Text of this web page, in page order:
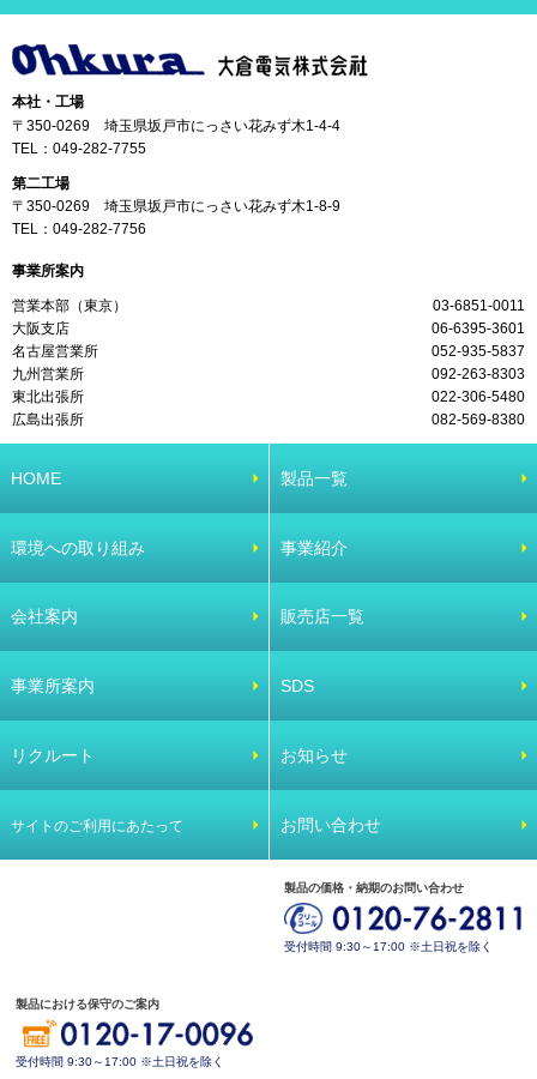
本社・工場
〒350-0269 埼玉県坂戸市にっさい花みず木1-4-4
TEL： 049-282-7755
第二工場
〒350-0269 埼玉県坂戸市にっさい花みず木1-8-9
TEL： 049-282-7756
事業所案内
営業本部（東京）
03-6851-0011
大阪支店
06-6395-3601
名古屋営業所
052-935-5837
九州営業所
092-263-8303
東北出張所
022-306-5480
広島出張所
082-569-8380
HOME 製品一覧
環境への取り組み 事業紹介
会社案内 販売店一覧
事業所案内 SDS
リクルート お知らせ
サイトのご利用にあたって お問い合わせ
製品の価格・納期のお問い合わせ
受付時間 9:30～17:00 ※土日祝を除く
製品における保守のご案内
受付時間 9:30～17:00 ※土日祝を除く